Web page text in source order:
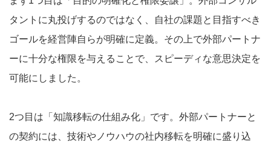
タントに丸投げするのではなく、自社の課題と目指すべき
ゴールを経営陣自らが明確に定義。その上で外部パートナ
ーに十分な権限を与えることで、スピーディな意思決定を
可能にしました。
2つ目は「知識移転の仕組み化」です。外部パートナーと
の契約には、技術やノウハウの社内移転を明確に盛り込